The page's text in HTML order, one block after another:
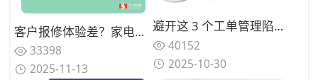
客户报修体验差？家电售后AI语音机器人处理报修提效
33398
2025-11-13
避开这 3 个工单管理陷阱：指南助你省预算并提升服务质量
40152
2025-10-30